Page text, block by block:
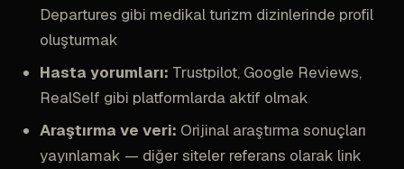
Departures gibi medikal turizm dizinlerinde profil
oluşturmak
Hasta yorumları: Trustpilot, Google Reviews,
RealSelf gibi platformlarda aktif olmak
Araştırma ve veri: Orijinal araştırma sonuçları
yayınlamak — diğer siteler referans olarak link